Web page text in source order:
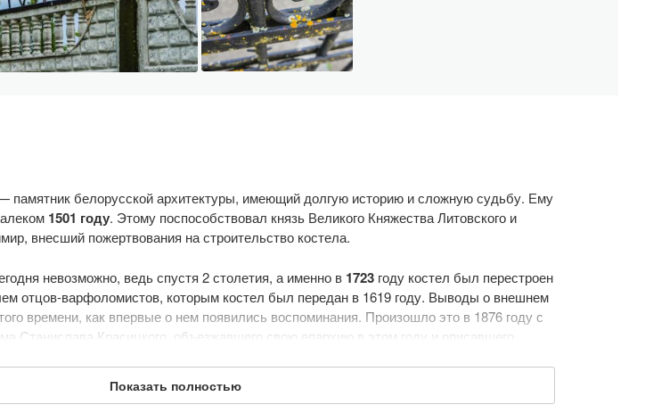
памятник белорусской архитектуры, имеющий долгую историю и сложную судьбу. Ему
1501 году. Этому поспособствовал князь Великого Княжества Литовского и
внесший пожертвования на строительство костела.
невозможно, ведь спустя 2 столетия, а именно в 1723году костел был перестроен
отцов-варфоломистов, которым костел был передан в 1619 году. Выводы о внешнем
времени, как впервые о нем появились воспоминания. Произошло это в 1876 году с
Станислава Красицкого, объезжавшего свою епархию в этом году и описавшего
с живописными иконами.
Показать полностью